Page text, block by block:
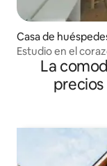
Casa de
Estudio en el
La